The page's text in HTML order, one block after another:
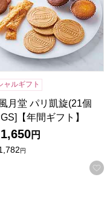
りに登録する
ャルギフト
月堂 パリ凱旋(21個
【年間ギフト】
1,650円
円